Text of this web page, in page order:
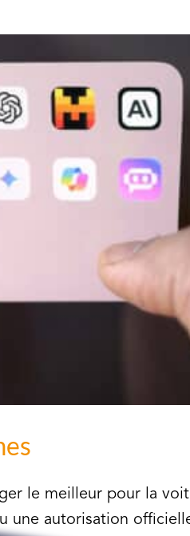
le meilleur pour la
une autorisation